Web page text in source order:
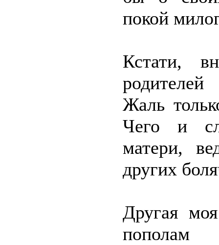
покой
Кстати,
Жаль
Чего и
матери,
других
Другая
пополам